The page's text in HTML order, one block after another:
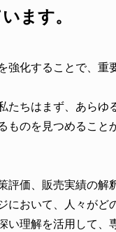
ます。
強化することで、重
たちはまず、あらゆ
ものを見つめること
評価、販売実績の解
において、人々がど
い理解を活用して、